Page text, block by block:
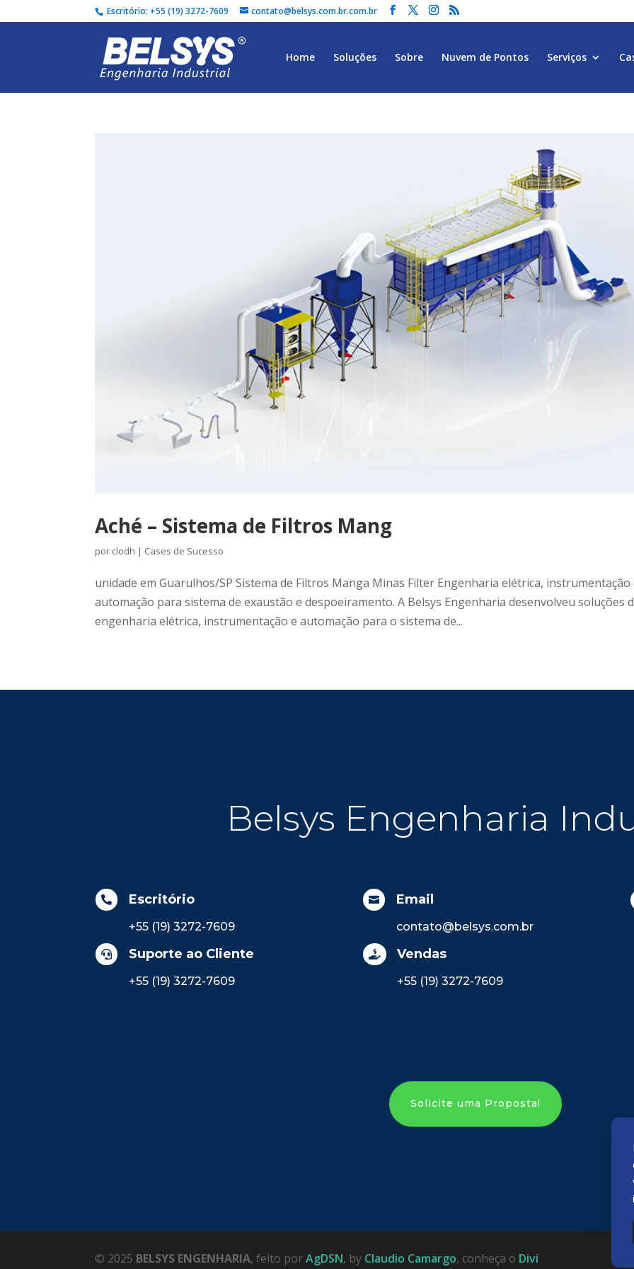
Escritório: +55 (19) 3272-7609 contato@belsys.com.br.com.br
Home Soluções Sobre Nuvem de Pontos Serviços
Aché – Sistema de Filtros Mang
por clodh | Cases de Sucesso
unidade em Guarulhos/SP Sistema de Filtros Manga Minas Filter Engenharia elétrica, instrumentação
automação para sistema de exaustão e despoeiramento. A Belsys Engenharia desenvolveu soluções
engenharia elétrica, instrumentação e automação para o sistema de...
Belsys Engenharia
 Escritório
+55 (19) 3272-7609
 Suporte ao Cliente
+55 (19) 3272-7609
 Email
contato@belsys.com.br
 Vendas
+55 (19) 3272-7609
Solicite uma Proposta!
© 2025 BELSYS ENGENHARIA, feito porAgDSN, by Claudio Camargo, conheça o Divi